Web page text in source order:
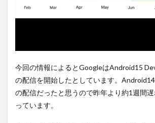
要の
オン
おす
す
め！
今回の情報によるとGoogleはAndroid15
の配信を開始したとしています。
の配信だったと思うので昨年より約1週間
っています。